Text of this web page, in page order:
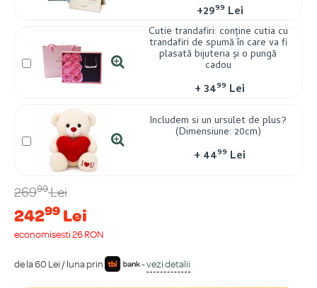
26999Lei
24299 Lei
economisești 26 RON
de la 60 Lei / luna prin -vezi detalii
+2999 Lei
Cutie trandafiri: conține cutia cu
trandafiri de spumă în care va fi
plasată bijuteria și o pungă
cadou
+3499 Lei
Includem si un ursulet de plus?
(Dimensiune: 20cm)
+ 4499 Lei